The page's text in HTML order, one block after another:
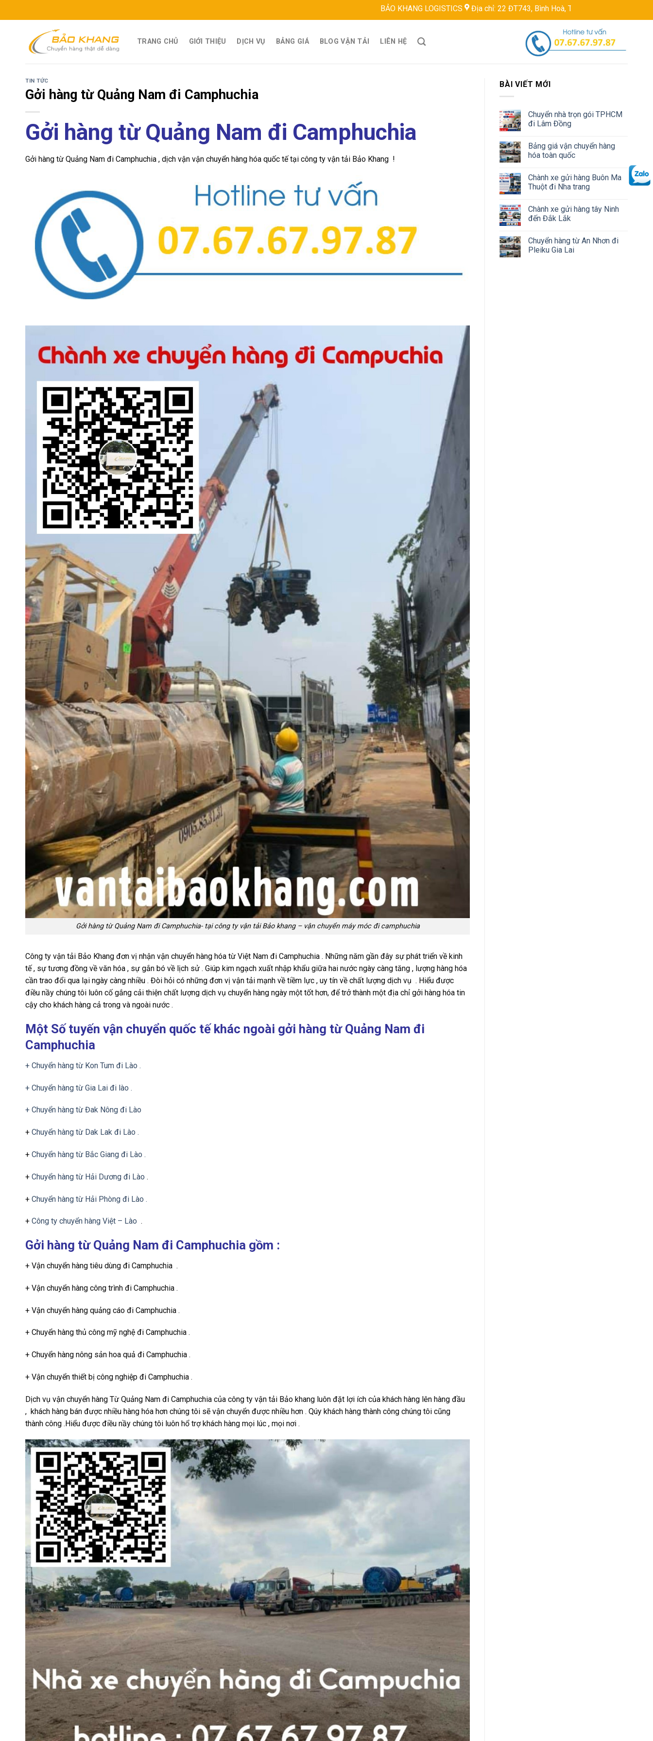
to
BẢO KHANG LOGISTICS Địa chỉ: 22 ĐT743, Bình Hoà, Thuận An, Bình Dương, Việt Nam
TRANG CHỦ GIỚI THIỆU DỊCH VỤ BẢNG GIÁ BLOG VẬN TẢI LIÊN HỆ
TIN TỨC
Gởi hàng từ Quảng Nam đi Camphuchia
Gởi hàng từ Quảng Nam đi Camphuchia
Gởi hàng từ Quảng Nam đi Camphuchia , dịch vận vận chuyển hàng hóa quốc tế tại công ty vận tải Bảo Khang !
Gởi hàng từ Quảng Nam đi Camphuchia- tại công ty vận tải Bảo khang – vận chuyển máy móc đi camphuchia
Công ty vận tải Bảo Khang đơn vị nhận vận chuyển hàng hóa từ Việt Nam đi Camphuchia . Những năm gần đây sự phát triển về kinh
tế , sự tương đồng về văn hóa , sự gắn bó về lịch sử . Giúp kim ngạch xuất nhập khẩu giữa hai nước ngày càng tăng , lượng hàng hóa
cần trao đổi qua lại ngày càng nhiều . Đòi hỏi có những đơn vị vận tải mạnh về tiềm lực , uy tín về chất lượng dịch vụ . Hiểu được
điều nầy chúng tôi luôn cố gắng cải thiện chất lượng dịch vụ chuyển hàng ngày một tốt hơn, để trở thành một địa chỉ gởi hàng hóa tin
cậy cho khách hàng cả trong và ngoài nước .
Một Số tuyến vận chuyển quốc tế khác ngoài gởi hàng từ Quảng Nam đi
Camphuchia
+ Chuyển hàng từ Kon Tum đi Lào .
+ Chuyển hàng từ Gia Lai đi lào .
+ Chuyển hàng từ Đak Nông đi Lào
+ Chuyển hàng từ Dak Lak đi Lào .
+ Chuyển hàng từ Bắc Giang đi Lào .
+ Chuyển hàng từ Hải Dương đi Lào .
+ Chuyển hàng từ Hải Phòng đi Lào .
+ Công ty chuyển hàng Việt – Lào .
Gởi hàng từ Quảng Nam đi Camphuchia gồm :
+ Vận chuyển hàng tiêu dùng đi Camphuchia .
+ Vận chuyển hàng công trình đi Camphuchia .
+ Vận chuyển hàng quảng cáo đi Camphuchia .
+ Chuyển hàng thủ công mỹ nghệ đi Camphuchia .
+ Chuyển hàng nông sản hoa quả đi Camphuchia .
+ Vận chuyển thiết bị công nghiệp đi Camphuchia .
Dịch vụ vận chuyển hàng Từ Quảng Nam đi Camphuchia của công ty vận tải Bảo khang luôn đặt lợi ích của khách hàng lên hàng đầu
, khách hàng bán được nhiều hàng hóa hơn chúng tôi sẽ vận chuyển được nhiều hơn . Qúy khách hàng thành công chúng tôi cũng
thành công .Hiểu được điều nầy chúng tôi luôn hổ trợ khách hàng mọi lúc , mọi nơi .
BÀI VIẾT MỚI
Chuyển nhà trọn gói TPHCM
đi Lâm Đồng
Bảng giá vận chuyển hàng
hóa toàn quốc
Chành xe gửi hàng Buôn Ma
Thuột đi Nha trang
Chành xe gửi hàng tây Ninh
đến Đắk Lắk
Chuyển hàng từ An Nhơn đi
Pleiku Gia Lai